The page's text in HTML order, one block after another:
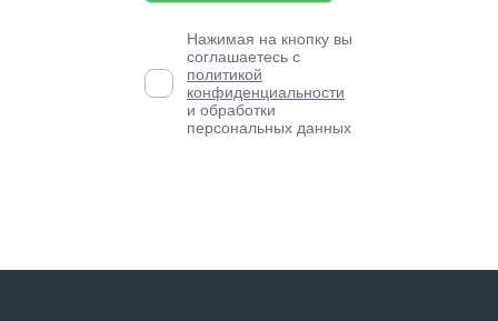
Нажимая на кнопку вы
соглашаетесь с
политикой
конфиденциальности
и обработки
персональных данных